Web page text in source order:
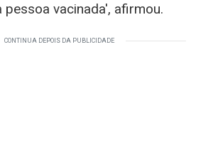
pessoa vacinada', afirmou.
CONTINUA DEPOIS DA PUBLICIDADE